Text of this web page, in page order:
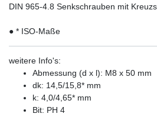
DIN 965-4.8 Senkschrauben mit
● * ISO-Maße
weitere Info's:
Abmessung (d x l): M8 x 50 mm
dk: 14,5/15,8* mm
k: 4,0/4,65* mm
Bit: PH 4